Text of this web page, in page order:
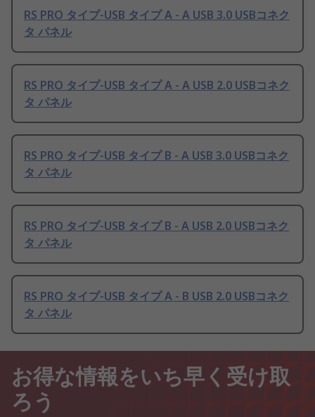
RS PRO タイプ-USB タイプ A - A USB 3.0 USBコネク
タ パネル
RS PRO タイプ-USB タイプ A - A USB 2.0 USBコネク
タ パネル
RS PRO タイプ-USB タイプ B - A USB 3.0 USBコネク
タ パネル
RS PRO タイプ-USB タイプ B - A USB 2.0 USBコネク
タ パネル
RS PRO タイプ-USB タイプ A - B USB 2.0 USBコネク
タ パネル
お得な情報をいち早く受け取
ろう